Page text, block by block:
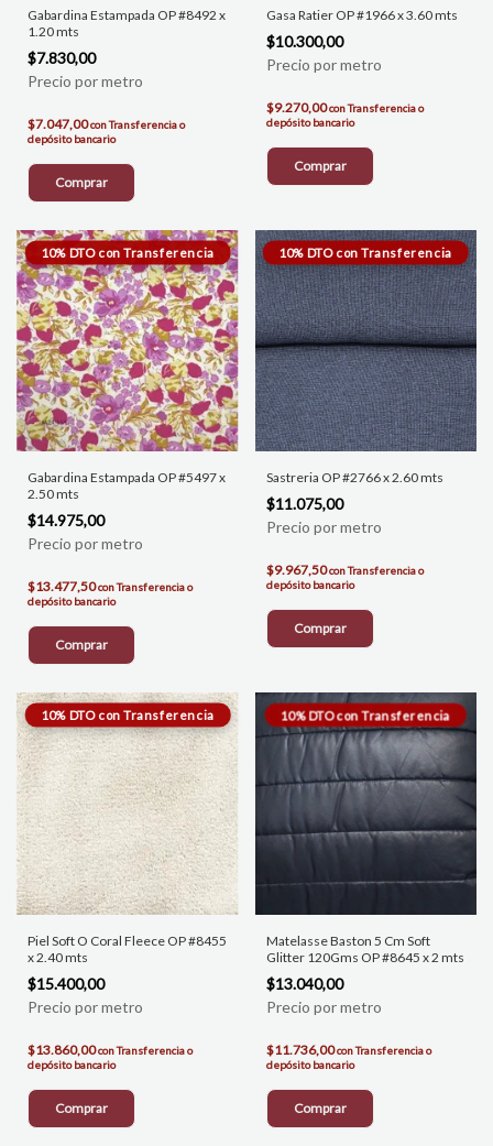
Gabardina Estampada OP #8492 x
1.20 mts
$7.830,00
$7.047,00conTransferencia o
depósito bancario
Comprar
Gasa Ratier OP #1966 x 3.60 mts
$10.300,00
$9.270,00conTransferencia o
depósito bancario
Comprar
Gabardina Estampada OP #5497 x
2.50 mts
$14.975,00
$13.477,50conTransferencia o
depósito bancario
Comprar
Sastreria OP #2766 x 2.60 mts
$11.075,00
$9.967,50conTransferencia o
depósito bancario
Comprar
Piel Soft O Coral Fleece OP #8455
x 2.40 mts
$15.400,00
$13.860,00conTransferencia o
depósito bancario
Comprar
Matelasse Baston 5 Cm Soft
Glitter 120Gms OP #8645 x 2 mts
$13.040,00
$11.736,00conTransferencia o
depósito bancario
Comprar